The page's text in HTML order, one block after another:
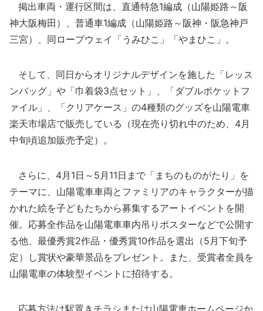
掲出車両・運行区間は、直通特急1編成（山陽姫路～阪
神大阪梅田）、普通車1編成（山陽姫路～阪神・阪急神戸
三宮）、同ロープウェイ「うみひこ」「やまひこ」。
そして、同日からオリジナルデザインを施した「レッス
ンバッグ」や「巾着袋3点セット」、「ダブルポケットフ
ァイル」、「クリアケース」の4種類のグッズを山陽電車
楽天市場店で販売している（現在売り切れ中のため、4月
中旬頃追加販売予定）。
さらに、4月1日～5月11日まで「まちのものがたり」を
テーマに、山陽電車車両とファミリアのキャラクターが描
かれた絵を子どもたちから募集するアートイベントを開
催。応募全作品を山陽電車車内吊りポスターなどで公開す
る他、最優秀賞2作品・優秀賞10作品を選出（5月下旬予
定）し賞状や豪華景品をプレゼント。また、受賞者全員を
山陽電車の体験型イベントに招待する。
応募方法は駅置きチラシまたは山陽電車ホームページか